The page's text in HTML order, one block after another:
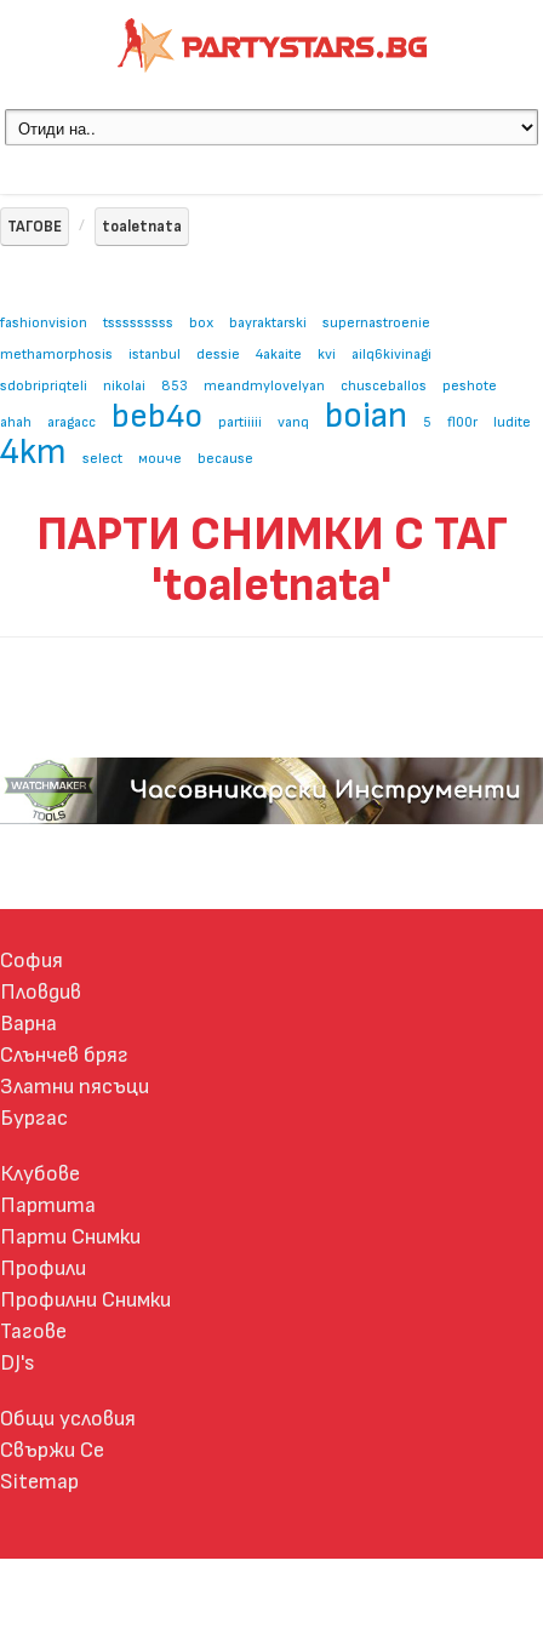
ТАГОВЕ toaletnata
fashionvision tsssssssss box bayraktarski
supernastroenie
methamorphosis
istanbul dessie 4akaite kvi
ailq6kivinagi
sdobripriqteli
nikolai 853 meandmylovelyan chusceballos
peshote
ahah
aragacc beb4o partiiiii vanq boian 5 fl00r ludite
4km select моиче because
ПАРТИ СНИМКИ С ТАГ
'toaletnata'
София
Пловдив
Варна
Слънчев бряг
Златни пясъци
Бургас
Клубове
Партита
Парти Снимки
Профили
Профилни Снимки
Тагове
DJ's
Общи условия
Свържи Се
Sitemap